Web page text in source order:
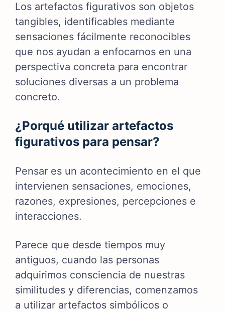
Los artefactos figurativos son objetos
tangibles, identificables mediante
sensaciones fácilmente reconocibles
que nos ayudan a enfocarnos en una
perspectiva concreta para encontrar
soluciones diversas a un problema
concreto.
¿Porqué utilizar artefactos
figurativos para pensar?
Pensar es un acontecimiento en el que
intervienen sensaciones, emociones,
razones, expresiones, percepciones e
interacciones.
Parece que desde tiempos muy
antiguos, cuando las personas
adquirimos consciencia de nuestras
similitudes y diferencias, comenzamos
a utilizar artefactos simbólicos o